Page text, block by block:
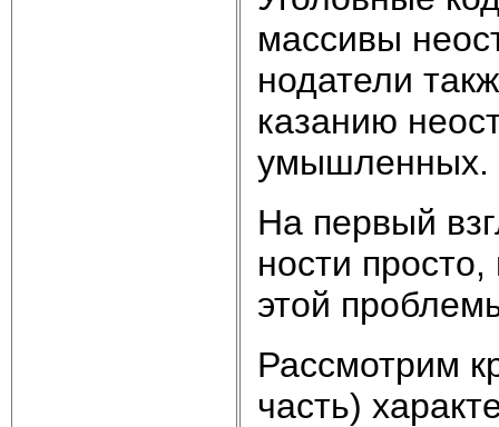
мас­си­вы
но­да­те­ли
ка­за­нию
умыш­лен­ных.
На пер­вый
но­сти
этой
Рас­смот­рим
часть)